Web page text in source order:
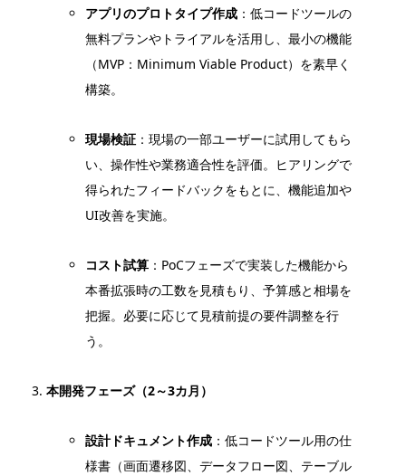
アプリのプロトタイプ作成 ：低コードツールの
無料プランやトライアルを活用し、最小の機能
（MVP：Minimum Viable Product）を素早く
構築。
現場検証 ：現場の一部ユーザーに試用してもら
い、操作性や業務適合性を評価。ヒアリングで
得られたフィードバックをもとに、機能追加や
UI改善を実施。
コスト試算 ：PoCフェーズで実装した機能から
本番拡張時の工数を見積もり、予算感と相場を
把握。必要に応じて見積前提の要件調整を行
う。
本開発フェーズ（2～3カ月）
設計ドキュメント作成 ：低コードツール用の仕
様書（画面遷移図、データフロー図、テーブル